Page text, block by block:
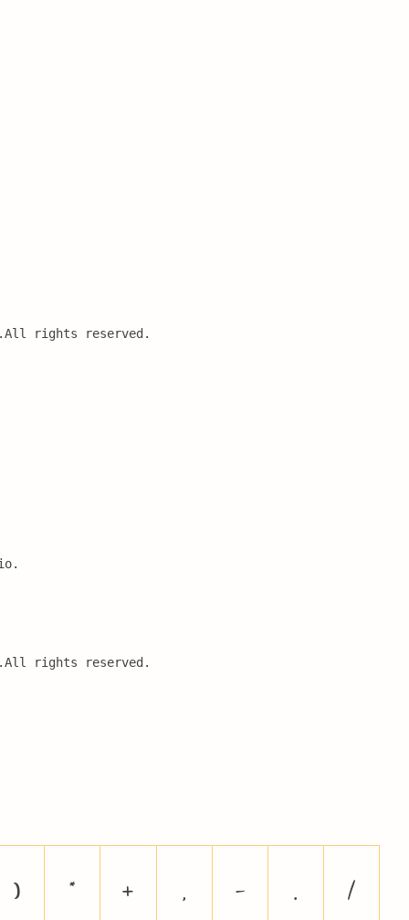
rights reserved.
rights reserved.
) * + , - . /